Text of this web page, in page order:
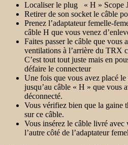
Localiser le plug « H » Scope
Retirer de son socket le câble
Prenez l’adaptateur femelle-
câble H que vous venez
Faites passer le câble que vous
ventilations à l’arrière du TRX
C’est tout tout juste mais en
défaire le connecteur
Une fois que vous avez placé
jusqu’au câble « H » que vous
déconnecté.
Vous vérifiez bien que la gaine
sur ce câble.
Vous insérez le câble livré
l’autre côté de l’adaptateur